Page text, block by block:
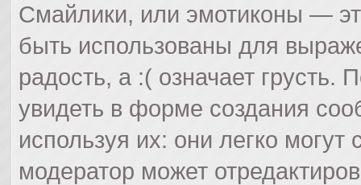
Смайлики, или эмотиконы —
быть использованы для
радость, а :( означает
увидеть в форме создания
используя их: они легко
модератор может